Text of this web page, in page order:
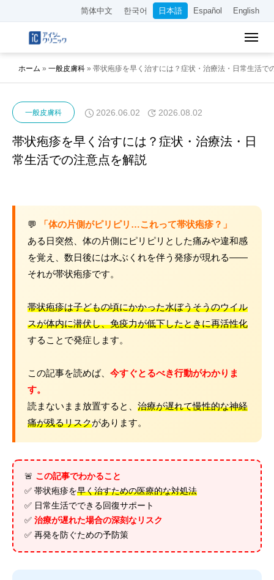
简体中文 한국어 日本語 Español English
ホーム » 一般皮膚科 » 帯状疱疹を早く治すには？症状・治療法・日常生活で
一般皮膚科 2026.06.02 2026.08.02
帯状疱疹を早く治すには？症状・治療法・日
常生活での注意点を解説
💬
「体の片側がピリピリ…これって帯状疱疹？」
ある日突然、体の片側にピリピリとした痛みや違和感
を覚え、数日後には水ぶくれを伴う発疹が現れる——
それが帯状疱疹です。
帯状疱疹は子どもの頃にかかった水ぼうそうのウイル
スが体内に潜伏し、免疫力が低下したときに再活性化
することで発症します。
この記事を読めば、 今すぐとるべき行動がわかりま
す。
読まないまま放置すると、 治療が遅れて慢性的な神経
痛が残るリスクがあります。
🚨 この記事でわかること
✅ 帯状疱疹を早く治すための医療的な対処法
✅ 日常生活でできる回復サポート
✅ 治療が遅れた場合の深刻なリスク
✅ 再発を防ぐための予防策